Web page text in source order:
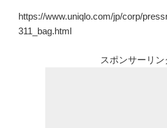
https://www.uniqlo.com/jp/corp/
311_bag.html
スポンサーリン